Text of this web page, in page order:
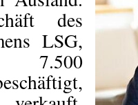
des
LSG,